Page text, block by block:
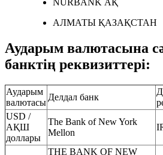
АЛМАТЫ ҚАЗАҚСТАН
Аударым валютасына
банктің реквизиттері:
Аударым
валютасы
Делдал банк
USD /
АҚШ
доллары
The Bank of New York
Mellon
THE BANK OF NEW